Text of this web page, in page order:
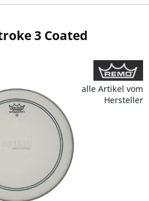
3 Coated
alle Artikel vom
Hersteller